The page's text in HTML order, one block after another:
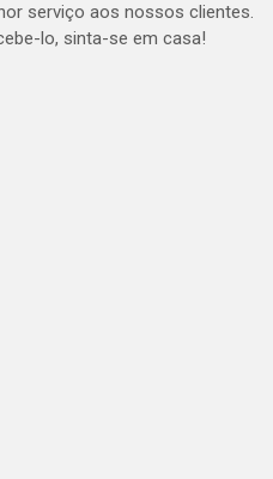
serviço aos nossos clientes.
lo, sinta-se em casa!